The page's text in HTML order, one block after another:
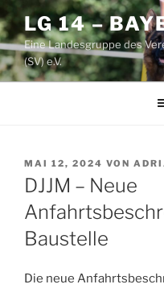
Zum
Inhalt
springen
LG 14 –
Eine Landesgruppe des
(SV) e.V.
VERÖFFENTLICHT
AM
MAI 12, 2024 VON
DJJM – Neue
Baustelle
Die neue